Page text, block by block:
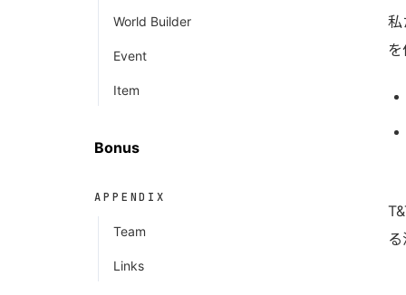
World Builder
Event
Item
Bonus
APPENDIX
Team
Links
私